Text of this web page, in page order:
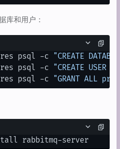
库和用户：
psql -c
"CREATE
psql -c
"CREATE
psql -c
"GRANT ALL